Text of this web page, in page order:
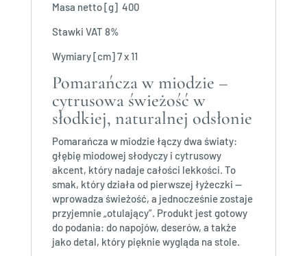
Masa netto [g] 400
Stawki VAT 8%
Wymiary [cm] 7 x 11
Pomarańcza w miodzie –
cytrusowa świeżość w
słodkiej, naturalnej odsłonie
Pomarańcza w miodzie łączy dwa światy:
głębię miodowej słodyczy i cytrusowy
akcent, który nadaje całości lekkości. To
smak, który działa od pierwszej łyżeczki —
wprowadza świeżość, a jednocześnie zostaje
przyjemnie „otulający”. Produkt jest gotowy
do podania: do napojów, deserów, a także
jako detal, który pięknie wygląda na stole.